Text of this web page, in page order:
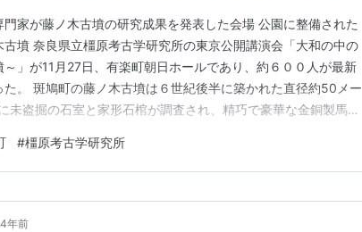
家が藤ノ木古墳の研究成果を発表した会場 公園に整備された
墳 奈良県立橿原考古学研究所の東京公開講演会「大和の中の
」が11月27日、有楽町朝日ホールであり、約６００人が最新
。 斑鳩町の藤ノ木古墳は６世紀後半に築かれた直径約50メー
未盗掘の石室と家形石棺が調査され、精巧で豪華な金銅製馬具
掘調査を担った同研究所の前園実知雄・特別指導研究員が、２
日本書紀の死亡記事や墳丘の…
#橿原考古学研究所
4年前